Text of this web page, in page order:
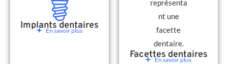
Implants dentaires
En savoir plus
Facettes dentaires
En savoir plus